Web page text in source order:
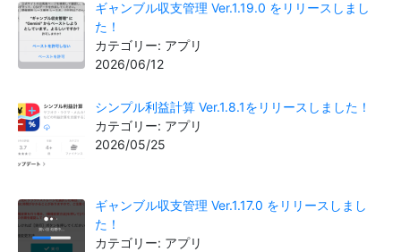
ギャンブル収支管理 Ver.1.19.0 をリリースしまし
た！
カテゴリー: アプリ
2026/06/12
シンプル利益計算 Ver.1.8.1をリリースしました！
カテゴリー: アプリ
2026/05/25
ギャンブル収支管理 Ver.1.17.0 をリリースしまし
た！
カテゴリー: アプリ